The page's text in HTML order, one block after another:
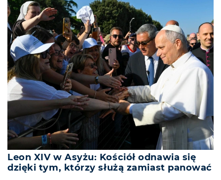
Leon XIV w Asyżu: Kościół odnawia się
dzięki tym, którzy służą zamiast panować